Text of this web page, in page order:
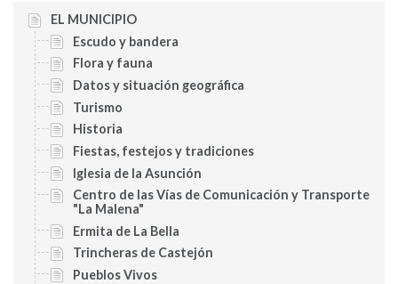
EL MUNICIPIO
Escudo y bandera
Flora y fauna
Datos y situación geográfica
Turismo
Historia
Fiestas, festejos y tradiciones
Iglesia de la Asunción
Centro de las Vías de Comunicación y Transporte
"La Malena"
Ermita de La Bella
Trincheras de Castejón
Pueblos Vivos